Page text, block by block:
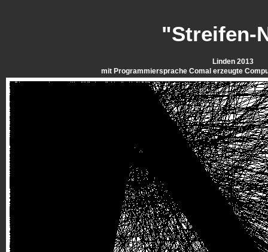
"Streifen-
Linden 2013
mit Programmiersprache Comal erzeugte